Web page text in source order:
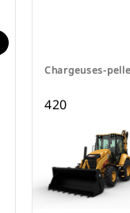
Chargeuses-
420